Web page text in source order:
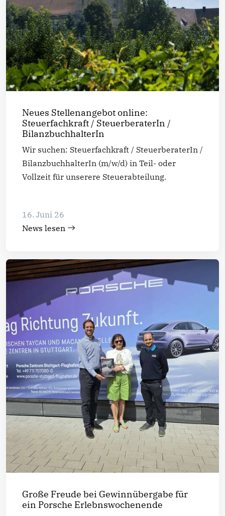
Neues Stellenangebot online:
Steuerfachkraft / SteuerberaterIn /
BilanzbuchhalterIn
Wir suchen: Steuerfachkraft / SteuerberaterIn /
BilanzbuchhalterIn (m/w/d) in Teil- oder
Vollzeit für unserere Steuerabteilung.
16. Juni 26
News lesen
Große Freude bei Gewinnübergabe für
ein Porsche Erlebnswochenende